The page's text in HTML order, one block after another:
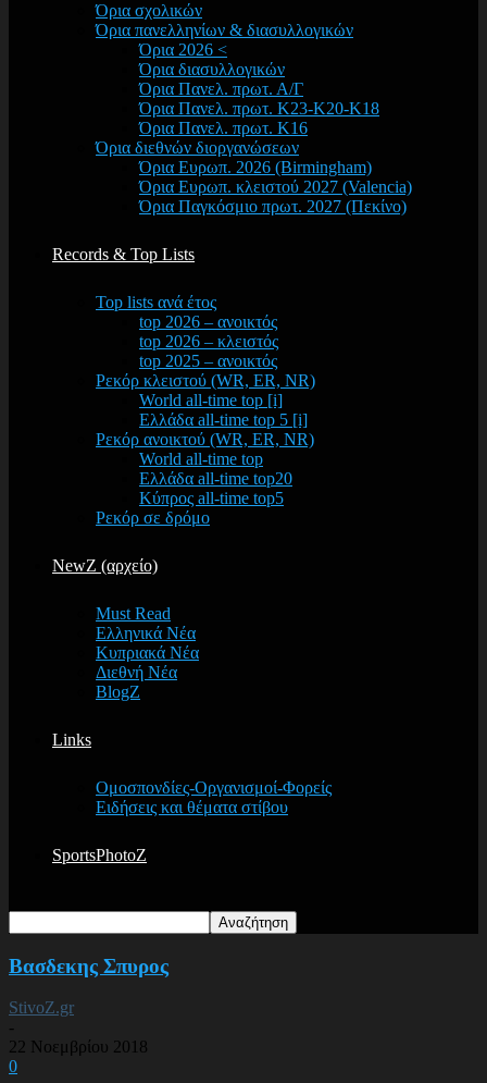
Όρια σχολικών
Όρια πανελληνίων & διασυλλογικών
Όρια 2026 <
Όρια διασυλλογικών
Όρια Πανελ. πρωτ. Α/Γ
Όρια Πανελ. πρωτ. Κ23-Κ20-Κ18
Όρια Πανελ. πρωτ. Κ16
Όρια διεθνών διοργανώσεων
Όρια Ευρωπ. 2026 (Birmingham)
Όρια Ευρωπ. κλειστού 2027 (Valencia)
Όρια Παγκόσμιο πρωτ. 2027 (Πεκίνο)
Records & Top Lists
Top lists ανά έτος
top 2026 – ανοικτός
top 2026 – κλειστός
top 2025 – ανοικτός
Ρεκόρ κλειστού (WR, ER, NR)
World all-time top [i]
Ελλάδα all-time top 5 [i]
Ρεκόρ ανοικτού (WR, ER, NR)
World all-time top
Ελλάδα all-time top20
Κύπρος all-time top5
Ρεκόρ σε δρόμο
NewZ (αρχείο)
Must Read
Ελληνικά Νέα
Κυπριακά Νέα
Διεθνή Νέα
BlogZ
Links
Ομοσπονδίες-Οργανισμοί-Φορείς
Ειδήσεις και θέματα στίβου
SportsPhotoZ
Βασδεκης Σπυρος
StivoZ.gr
-
22 Νοεμβρίου 2018
0